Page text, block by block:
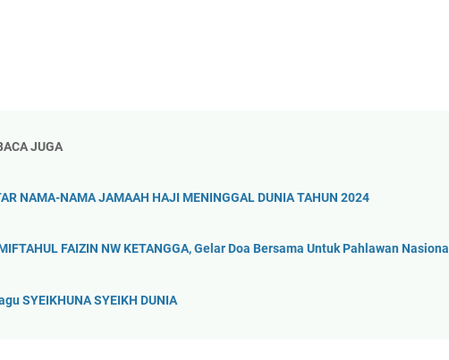
JUGA
NAMA-NAMA JAMAAH HAJI MENINGGAL DUNIA TAHUN 2024
FAIZIN NW KETANGGA, Gelar Doa Bersama Untuk Pahlawan Nasional
SYEIKHUNA SYEIKH DUNIA